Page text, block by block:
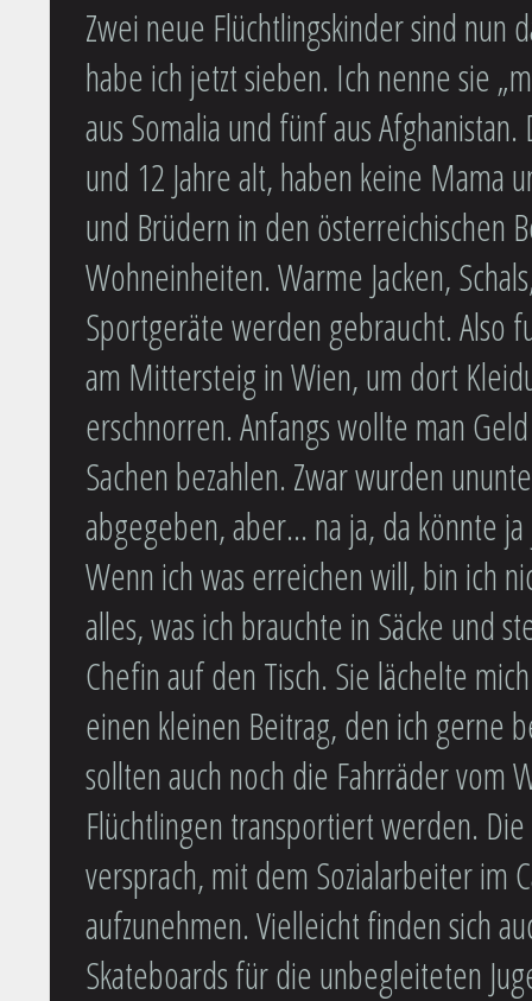
Zwei neue Flüchtlingskinder sind nun
habe ich jetzt sieben. Ich nenne sie
aus Somalia und fünf aus
und 12 Jahre alt, haben keine Mama
und Brüdern in den österreichischen
Wohneinheiten. Warme Jacken,
Sportgeräte werden gebraucht. Also
am Mittersteig in Wien, um dort
erschnorren. Anfangs wollte man
Sachen bezahlen. Zwar wurden
abgegeben, aber... na ja, da könnte
Wenn ich was erreichen will, bin ich
alles, was ich brauchte in Säcke und
Chefin auf den Tisch. Sie lächelte
einen kleinen Beitrag, den ich gerne
sollten auch noch die Fahrräder vom
Flüchtlingen transportiert werden.
versprach, mit dem Sozialarbeiter im
aufzunehmen. Vielleicht finden sich
Skateboards für die unbegleiteten